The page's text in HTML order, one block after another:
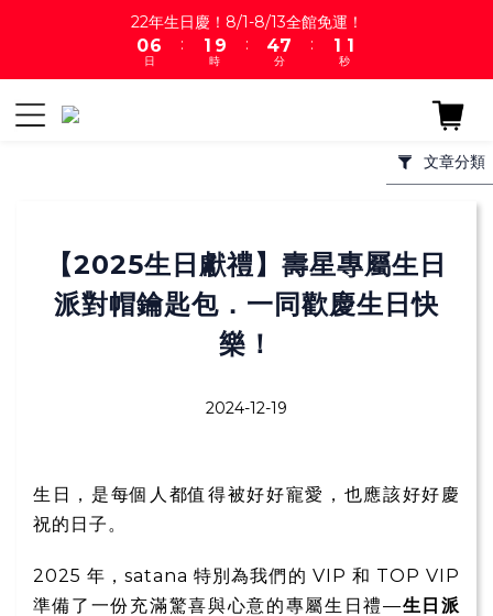
22年生日慶！8/1-8/13全館免運！
1
0
7
6
5
日
:
2
1
0
9
8
0
時
:
5
4
3
8
7
6
分
:
2
1
0
0
秒
文章分類
【2025生日獻禮】壽星專屬生日
派對帽鑰匙包．一同歡慶生日快
樂！
2024-12-19
生日，是每個人都值得被好好寵愛，也應該好好慶
祝的日子。
2025 年，satana 特別為我們的 VIP 和 TOP VIP
準備了一份充滿驚喜與心意的專屬生日禮—生日派